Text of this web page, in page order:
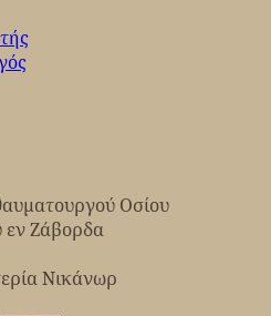
Οσίου
εν Ζάβορδα
Νικάνωρ